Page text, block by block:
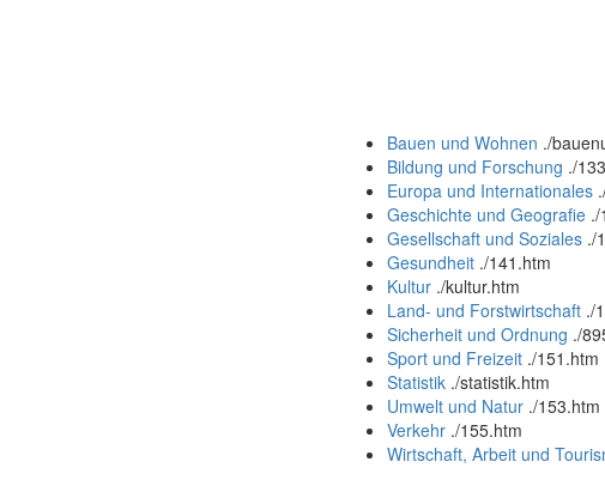
Bauen und Wohnen ./
Bildung und Forschung ./
Europa und Internationales .
Geschichte und Geografie ./
Gesellschaft und Soziales ./
Gesundheit ./141.htm
Kultur ./kultur.htm
Land- und Forstwirtschaft ./
Sicherheit und Ordnung ./
Sport und Freizeit ./151.htm
Statistik ./statistik.htm
Umwelt und Natur ./153.htm
Verkehr ./155.htm
Wirtschaft, Arbeit und